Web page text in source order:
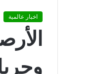
اخبار عالمية